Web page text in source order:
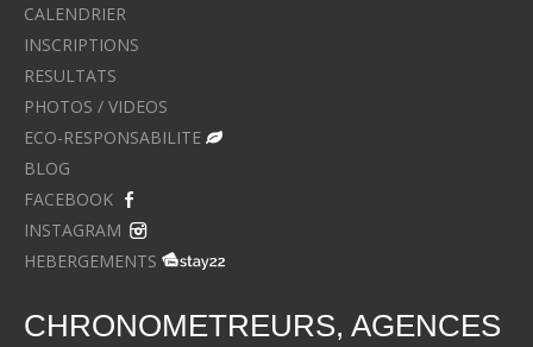
CALENDRIER
INSCRIPTIONS
RESULTATS
PHOTOS / VIDEOS
ECO-RESPONSABILITE
BLOG
FACEBOOK
INSTAGRAM
HEBERGEMENTS
CHRONOMETREURS, AGENCES